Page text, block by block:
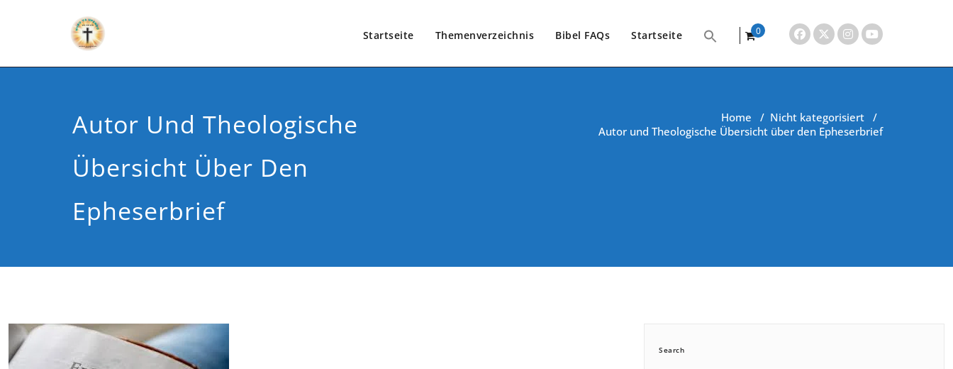
Startseite Themenverzeichnis Bibel FAQs Startseite
0
Autor Und Theologische
Übersicht Über Den
Epheserbrief
Home / Nicht kategorisiert /
Autor und Theologische Übersicht über den Epheserbrief
Search